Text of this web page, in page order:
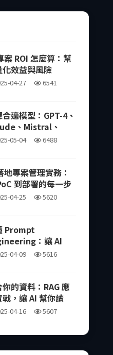
案 ROI 怎麼算：幫
化效益與風險
04-27 6541
合適模型：GPT-4、
、Mistral、
的差異比較
05-04 6488
地專案管理實務：
到部署的每一步
04-25 5620
Prompt
：讓 AI 更
想要的答案
04-09 5616
的資料：RAG 應
，讓 AI 幫你讀懂
內部知識
04-16 5607